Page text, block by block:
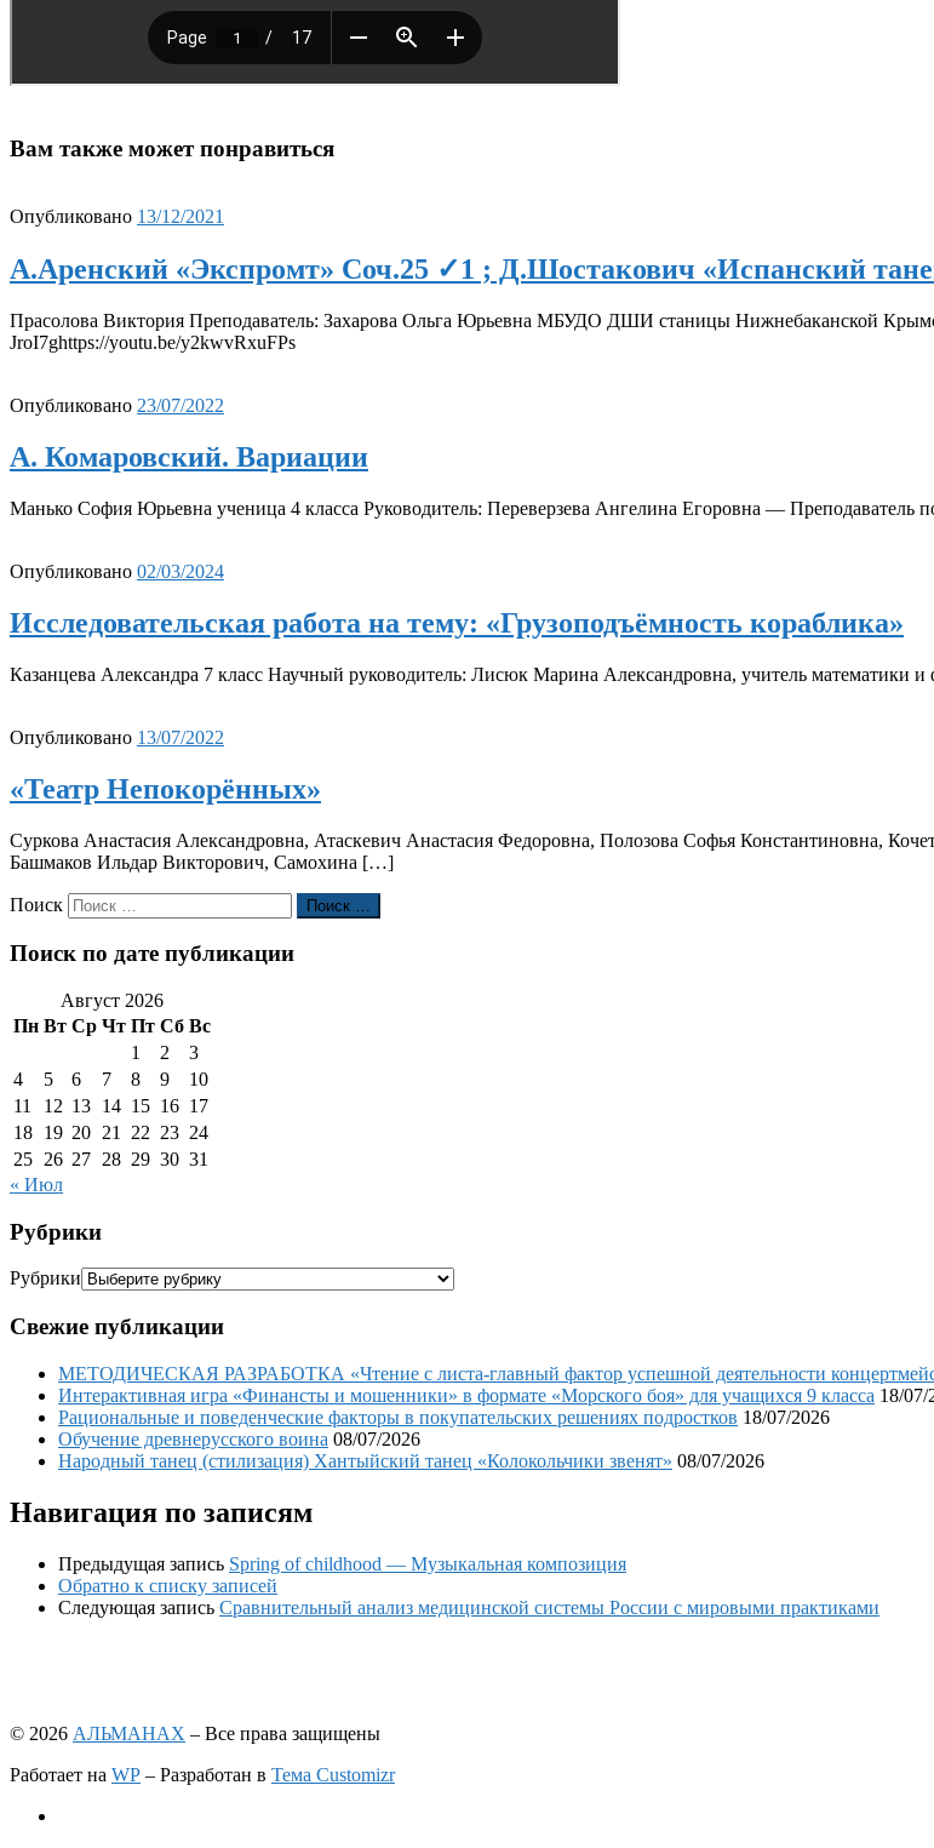
Вам также может понравиться
Опубликовано 13/12/2021
А.Аренский «Экспромт» Соч.25 ✓1 ; Д.Шостакович «Испанский
Прасолова Виктория Преподаватель: Захарова Ольга Юрьевна МБУДО ДШИ станицы Нижнебаканской
JroI7ghttps://youtu.be/y2kwvRxuFPs
Опубликовано 23/07/2022
А. Комаровский. Вариации
Манько София Юрьевна ученица 4 класса Руководитель: Переверзева Ангелина Егоровна —
Опубликовано 02/03/2024
Исследовательская работа на тему: «Грузоподъёмность кораблика»
Казанцева Александра 7 класс Научный руководитель: Лисюк Марина Александровна, учитель
Опубликовано 13/07/2022
«Театр Непокорённых»
Суркова Анастасия Александровна, Атаскевич Анастасия Федоровна, Полозова Софья Константиновна,
Башмаков Ильдар Викторович, Самохина […]
Поиск Поиск …
Поиск по дате публикации
Август 2026
Пн Вт Ср Чт Пт Сб Вс
1
2
3
4
5 6 7 8 9
10
11
12 13 14 15 16 17
18 19 20 21 22 23 24
25 26 27 28 29 30 31
« Июл
Рубрики
Рубрики
Свежие публикации
МЕТОДИЧЕСКАЯ РАЗРАБОТКА «Чтение с листа-главный фактор успешной деятельности
Интерактивная игра «Финансты и мошенники» в формате «Морского боя» для учащихся 9 класса 18/07/
Рациональные и поведенческие факторы в покупательских решениях подростков 18/07/2026
Обучение древнерусского воина 08/07/2026
Народный танец (стилизация) Хантыйский танец «Колокольчики звенят» 08/07/2026
Навигация по записям
Предыдущая запись Spring of childhood — Музыкальная композиция
Обратно к списку записей
Следующая запись Сравнительный анализ медицинской системы России с мировыми практиками
© 2026 АЛЬМАНАХ – Все права защищены
Работает на WP – Разработан в Тема Customizr